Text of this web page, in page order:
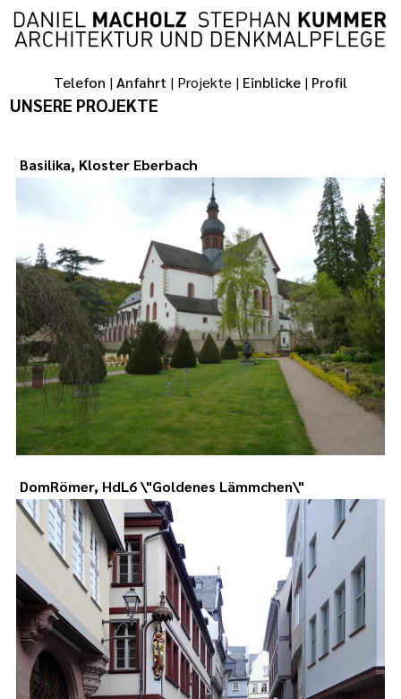
Basilika, Kloster Eberbach
DomRömer, HdL6 \"Goldenes Lämmchen\"
Telefon |Anfahrt | Projekte | Einblicke | Profil
UNSERE PROJEKTE